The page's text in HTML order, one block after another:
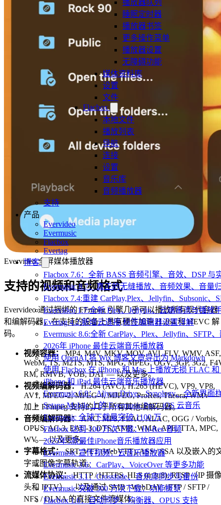
播放器队列
睡眠定时器
播放器书签
更多操作菜单
播放器设置
无障碍功能
媒体资料库
设置
文件
Flacbox
本地文件
播放列表
导航
连接
设置
音乐库
音频播放器
支持
产品
Evervideo
Evermusic
Flacbox
Evertag
博客
Flacbox 7.6：全新 BASS 音频引擎、音效、DSP 与
Evermusic 8.7：真正的无缝播放、音频效果、音量
Flacbox 7.4:重建 CarPlay,Plex、Jellyfin、Subsonic、
Evervideo 1.7:全新 Plex、Jellyfin、云端串流与播放
Evertag 4.2:新增云连接,标签编辑器设置详解
Evermusic 8.6:全新 CarPlay、Plex、Jellyfin、SFTP
2026年 iPhone 最佳云端音乐播放器
使用 OpenAI 将 Wix 博客文章导出为 Markdown
使用 Flacbox 在 iPhone 和 Mac 上播放无损 FLAC
iPhone 和 iPad 最佳云端音乐播放器
Evermusic 6.8：Aliyun Drive、Synology、全新界面
Setapp Mobile 上的 Evermusic Pro：iOS 云音乐
Evermusic 全球下载量突破 1100 万
Flacbox 达到 100 万次下载：Hi-Res 音频
2025年5款最佳iPhone音乐播放器应用
Evermusic 宣传视频：云音乐播放器
Evermusic 3.6：CarPlay、VoiceOver 等更多功能
Evermusic 3.1：Crossfade、音乐库同步与备份
Evermusic 突破 300 万次下载：功能概览
Flacbox 1.6：自动同步、均衡器、OPUS 支持
Evervideo 全屏媒体播放器
支持的视频和音频格式
Evervideo 通过捆绑的 FFmpeg 引擎几乎可以播放所有现代容器
和编解码器，在支持的设备上具有硬件加速 H.264 和 HEVC 解
码。
视频容器：MP4, M4V, MKV, MOV, AVI, FLV, WMV, ASF,
WebM, TS, M2TS, MTS, MPG, MPEG, OGV, 3GP, 3G2,
RM, RMVB, VOB, DAT — 以及更多。
视频编解码器：H.264 (AVC), H.265 (HEVC), VP9, VP8,
AV1, MPEG-2, MPEG-4, MJPEG, ProRes, Theora, WMV —
加上 FFmpeg 支持的几乎所有其他编解码器。
音频编解码器：AAC, MP3, FLAC, ALAC, OGG / Vorbis,
OPUS, AC-3, EAC-3, DTS, AMR, WMA, APE, TTA, MPC,
WV — 以及更多。
字幕格式：SRT, VTT (WebVTT), ASS / SSA 以及嵌入的
字或图像字幕轨道。
流媒体协议：HTTP / HTTPS, HLS (m3u8), RTSP（IP 摄
头和 IPTV），以及通过 SMB / WebDAV / FTP / SFTP /
NFS / DLNA 的直接文件流媒体。